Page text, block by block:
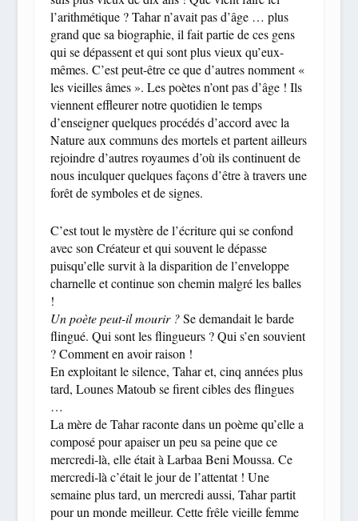
l’arithmétique ? Tahar n’avait pas d’âge … plus
grand que sa biographie, il fait partie de ces gens
qui se dépassent et qui sont plus vieux qu’eux-
mêmes. C’est peut-être ce que d’autres nomment «
les vieilles âmes ». Les poètes n’ont pas d’âge ! Ils
viennent effleurer notre quotidien le temps
d’enseigner quelques procédés d’accord avec la
Nature aux communs des mortels et partent ailleurs
rejoindre d’autres royaumes d’où ils continuent de
nous inculquer quelques façons d’être à travers une
forêt de symboles et de signes.
C’est tout le mystère de l’écriture qui se confond
avec son Créateur et qui souvent le dépasse
puisqu’elle survit à la disparition de l’enveloppe
charnelle et continue son chemin malgré les balles
!
Un poète peut-il mourir ?Se demandait le barde
flingué. Qui sont les flingueurs ? Qui s’en souvient
? Comment en avoir raison !
En exploitant le silence, Tahar et, cinq années plus
tard, Lounes Matoub se firent cibles des flingues
…
La mère de Tahar raconte dans un poème qu’elle a
composé pour apaiser un peu sa peine que ce
mercredi-là, elle était à Larbaa Beni Moussa. Ce
mercredi-là c’était le jour de l’attentat ! Une
semaine plus tard, un mercredi aussi, Tahar partit
pour un monde meilleur. Cette frêle vieille femme